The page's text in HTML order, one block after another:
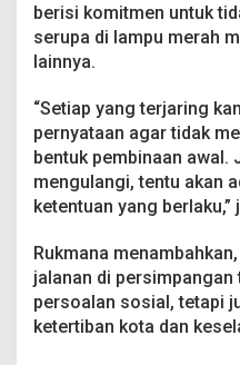
berisi komitmen untuk
serupa di lampu merah
lainnya.
“Setiap yang terjaring
pernyataan agar tidak
bentuk pembinaan awal.
mengulangi, tentu akan
ketentuan yang berlaku,”
Rukmana
jalanan di persimpangan
persoalan sosial, tetapi
ketertiban kota dan